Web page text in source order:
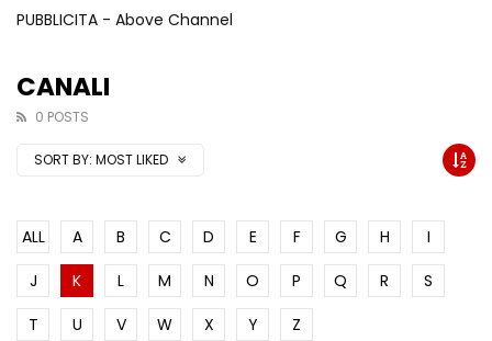
PUBBLICITA - Above Channel
CANALI
0 POSTS
SORT BY: MOST LIKED
ALL A B C D E F G H
I
J
K L M N O P Q R
S
T
U V W X Y Z